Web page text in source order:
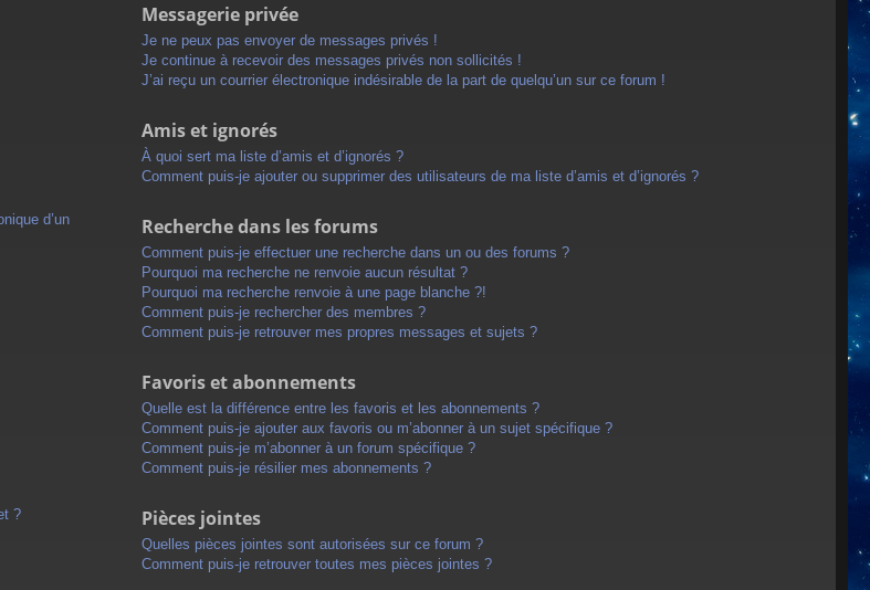
d’un
?
Messagerie privée
Je ne peux pas envoyer de messages privés !
Je continue à recevoir des messages privés non sollicités !
J’ai reçu un courrier électronique indésirable de la part de quelqu’un sur ce forum !
Amis et ignorés
À quoi sert ma liste d’amis et d’ignorés ?
Comment puis-je ajouter ou supprimer des utilisateurs de ma liste d’amis et d’ignorés ?
Recherche dans les forums
Comment puis-je effectuer une recherche dans un ou des forums ?
Pourquoi ma recherche ne renvoie aucun résultat ?
Pourquoi ma recherche renvoie à une page blanche ?!
Comment puis-je rechercher des membres ?
Comment puis-je retrouver mes propres messages et sujets ?
Favoris et abonnements
Quelle est la différence entre les favoris et les abonnements ?
Comment puis-je ajouter aux favoris ou m’abonner à un sujet spécifique ?
Comment puis-je m’abonner à un forum spécifique ?
Comment puis-je résilier mes abonnements ?
Pièces jointes
Quelles pièces jointes sont autorisées sur ce forum ?
Comment puis-je retrouver toutes mes pièces jointes ?